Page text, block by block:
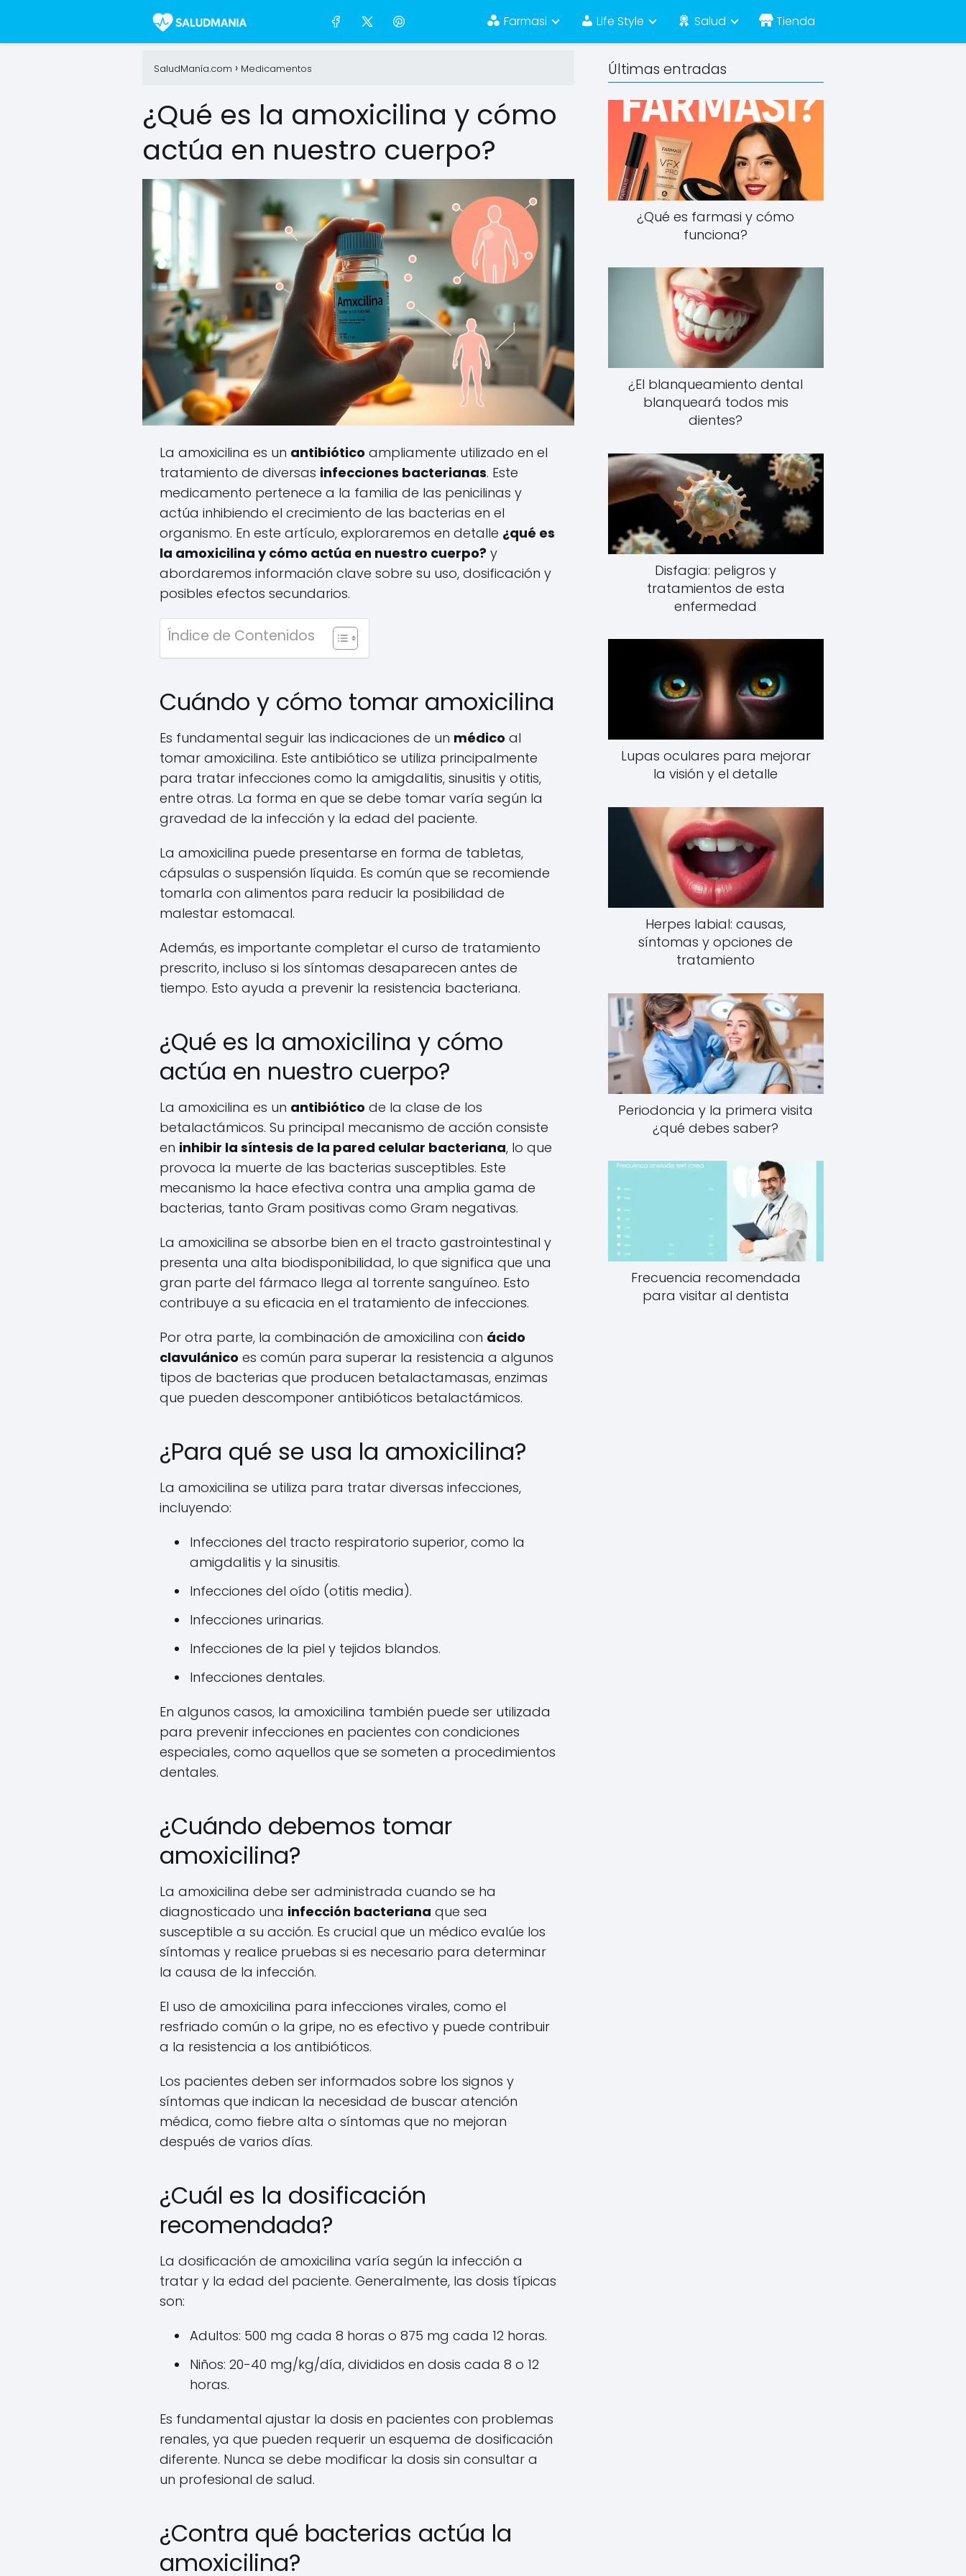
Farmasi Life Style Salud Tienda
SaludManía.com Medicamentos
¿Qué es la amoxicilina y cómo
actúa en nuestro cuerpo?
La amoxicilina es un antibiótico ampliamente utilizado en el
tratamiento de diversas infecciones bacterianas. Este
medicamento pertenece a la familia de las penicilinas y
actúa inhibiendo el crecimiento de las bacterias en el
organismo. En este artículo, exploraremos en detalle ¿qué es
la amoxicilina y cómo actúa en nuestro cuerpo? y
abordaremos información clave sobre su uso, dosificación y
posibles efectos secundarios.
Índice de Contenidos
Cuándo y cómo tomar amoxicilina
Es fundamental seguir las indicaciones de un médico al
tomar amoxicilina. Este antibiótico se utiliza principalmente
para tratar infecciones como la amigdalitis, sinusitis y otitis,
entre otras. La forma en que se debe tomar varía según la
gravedad de la infección y la edad del paciente.
La amoxicilina puede presentarse en forma de tabletas,
cápsulas o suspensión líquida. Es común que se recomiende
tomarla con alimentos para reducir la posibilidad de
malestar estomacal.
Además, es importante completar el curso de tratamiento
prescrito, incluso si los síntomas desaparecen antes de
tiempo. Esto ayuda a prevenir la resistencia bacteriana.
¿Qué es la amoxicilina y cómo
actúa en nuestro cuerpo?
La amoxicilina es un antibiótico de la clase de los
betalactámicos. Su principal mecanismo de acción consiste
en inhibir la síntesis de la pared celular bacteriana, lo que
provoca la muerte de las bacterias susceptibles. Este
mecanismo la hace efectiva contra una amplia gama de
bacterias, tanto Gram positivas como Gram negativas.
La amoxicilina se absorbe bien en el tracto gastrointestinal y
presenta una alta biodisponibilidad, lo que significa que una
gran parte del fármaco llega al torrente sanguíneo. Esto
contribuye a su eficacia en el tratamiento de infecciones.
Por otra parte, la combinación de amoxicilina con ácido
clavulánico es común para superar la resistencia a algunos
tipos de bacterias que producen betalactamasas, enzimas
que pueden descomponer antibióticos betalactámicos.
¿Para qué se usa la amoxicilina?
La amoxicilina se utiliza para tratar diversas infecciones,
incluyendo:
Infecciones del tracto respiratorio superior, como la
amigdalitis y la sinusitis.
Infecciones del oído (otitis media).
Infecciones urinarias.
Infecciones de la piel y tejidos blandos.
Infecciones dentales.
En algunos casos, la amoxicilina también puede ser utilizada
para prevenir infecciones en pacientes con condiciones
especiales, como aquellos que se someten a procedimientos
dentales.
¿Cuándo debemos tomar
amoxicilina?
La amoxicilina debe ser administrada cuando se ha
diagnosticado una infección bacteriana que sea
susceptible a su acción. Es crucial que un médico evalúe los
síntomas y realice pruebas si es necesario para determinar
la causa de la infección.
El uso de amoxicilina para infecciones virales, como el
resfriado común o la gripe, no es efectivo y puede contribuir
a la resistencia a los antibióticos.
Los pacientes deben ser informados sobre los signos y
síntomas que indican la necesidad de buscar atención
médica, como fiebre alta o síntomas que no mejoran
después de varios días.
¿Cuál es la dosificación
recomendada?
La dosificación de amoxicilina varía según la infección a
tratar y la edad del paciente. Generalmente, las dosis típicas
son:
Adultos: 500 mg cada 8 horas o 875 mg cada 12 horas.
Niños: 20-40 mg/kg/día, divididos en dosis cada 8 o 12
horas.
Es fundamental ajustar la dosis en pacientes con problemas
renales, ya que pueden requerir un esquema de dosificación
diferente. Nunca se debe modificar la dosis sin consultar a
un profesional de salud.
¿Contra qué bacterias actúa la
amoxicilina?
Últimas entradas
¿Qué es farmasi y cómo
funciona?
¿El blanqueamiento dental
blanqueará todos mis
dientes?
Disfagia: peligros y
tratamientos de esta
enfermedad
Lupas oculares para mejorar
la visión y el detalle
Herpes labial: causas,
síntomas y opciones de
tratamiento
Periodoncia y la primera visita
¿qué debes saber?
Frecuencia recomendada
para visitar al dentista